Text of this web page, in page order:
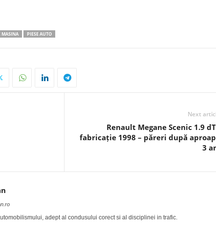
MASINA PIESE AUTO
Next
Renault Megane Scenic 1.9
fabricație 1998 – păreri după
3
adept al condusului corect si al disciplinei in trafic.